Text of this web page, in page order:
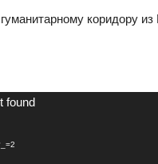
коридору
found